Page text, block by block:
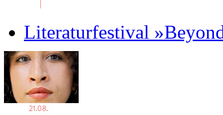
Literaturfestival